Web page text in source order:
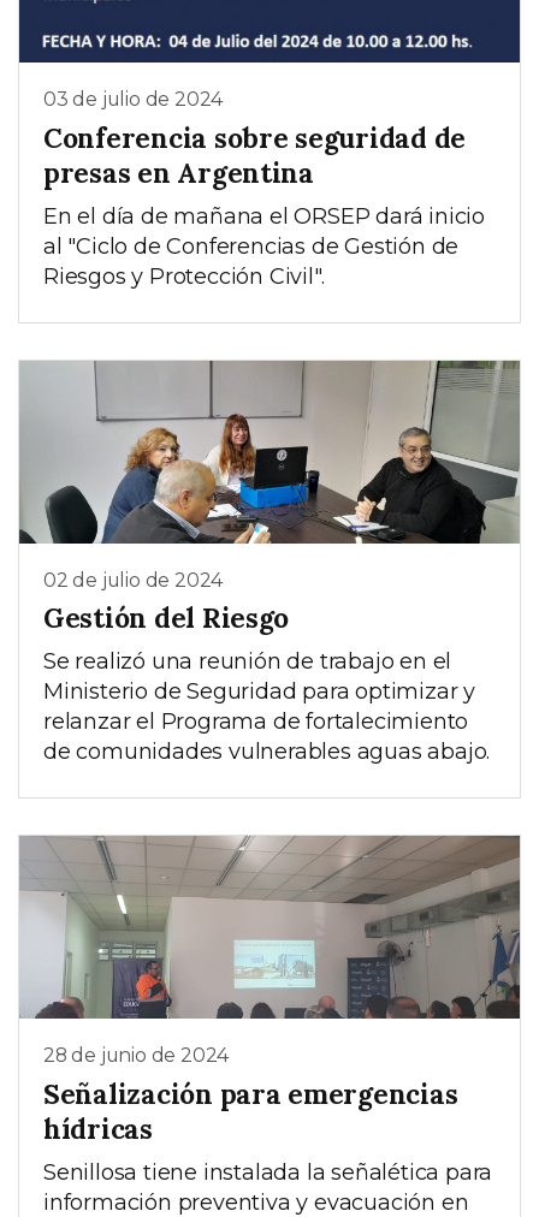
03 de julio de 2024
Conferencia sobre seguridad de
presas en Argentina
En el día de mañana el ORSEP dará inicio
al "Ciclo de Conferencias de Gestión de
Riesgos y Protección Civil".
02 de julio de 2024
Gestión del Riesgo
Se realizó una reunión de trabajo en el
Ministerio de Seguridad para optimizar y
relanzar el Programa de fortalecimiento
de comunidades vulnerables aguas abajo.
28 de junio de 2024
Señalización para emergencias
hídricas
Senillosa tiene instalada la señalética para
información preventiva y evacuación en